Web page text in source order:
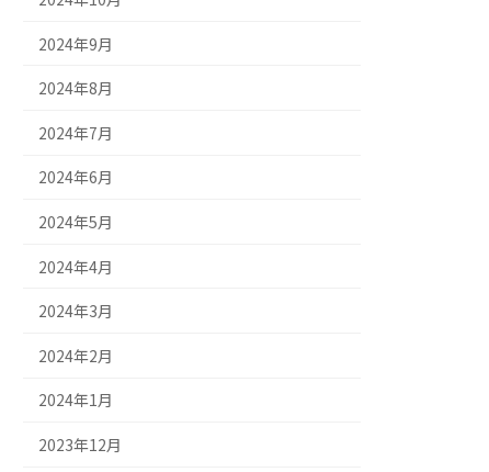
2024年9月
2024年8月
2024年7月
2024年6月
2024年5月
2024年4月
2024年3月
2024年2月
2024年1月
2023年12月